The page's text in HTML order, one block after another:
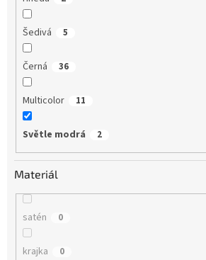
Šedivá 5
Černá 36
Multicolor 11
Světle modrá 2
Materiál
satén 0
krajka 0